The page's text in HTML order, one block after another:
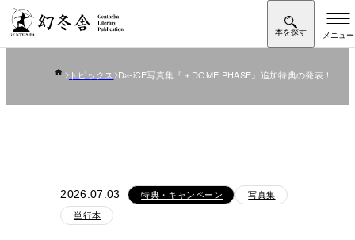
トピックス Da-iCE写真集『＋DOME PHASE』追加特典の発表！
2026.07.03 特典・キャンペーン
写真集
単行本